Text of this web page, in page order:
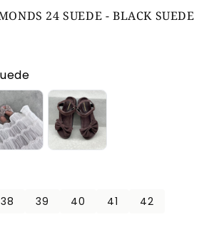
24 SUEDE - BLACK SUEDE
38 39 40 41 42